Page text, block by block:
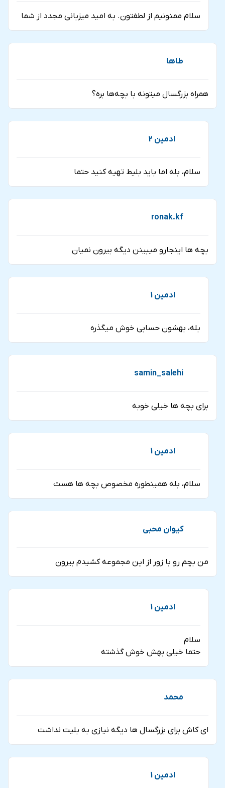
سلام ممنونیم از لطفتون. به امید میزبانی مجدد از شما
طاها
همراه بزرگسال میتونه با بچه‌ها بره؟
ادمین 2
سلام، بله اما باید بلیط تهیه کنید حتما
ronak.kf
بچه ها اینجارو میبینن دیگه بیرون نمیان
ادمین 1
بله، بهشون حسابی خوش میگذره
samin_salehi
برای بچه ها خیلی خوبه
ادمین 1
سلام، بله همینطوره مخصوص بچه ها هست
کیوان محبی
من بچم رو با زور از این مجموعه کشیدم بیرون
ادمین 1
سلام
حتما خیلی بهش خوش گذشته
محمد
ای کاش برای بزرگسال ها دیگه نیازی به بلیت نداشت
ادمین 1